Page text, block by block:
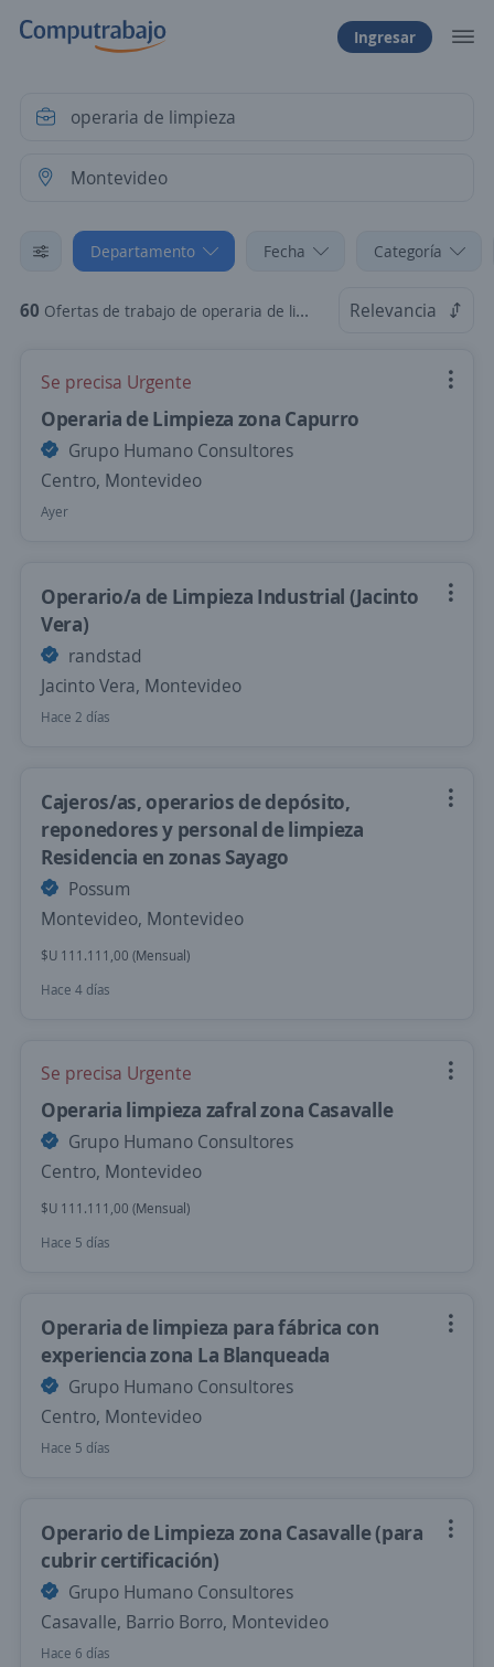
Ingresar
Departamento Fecha Categoría
60 Ofertas de trabajo de operaria de limpieza en Montevideo Relevancia
Se precisa Urgente
Operaria de Limpieza zona Capurro
Grupo Humano Consultores
Centro, Montevideo
Ayer
Operario/a de Limpieza Industrial (Jacinto
Vera)
randstad
Jacinto Vera, Montevideo
Hace 2 días
Cajeros/as, operarios de depósito,
reponedores y personal de limpieza
Residencia en zonas Sayago
Possum
Montevideo, Montevideo
$U 111.111,00 (Mensual)
Hace 4 días
Se precisa Urgente
Operaria limpieza zafral zona Casavalle
Grupo Humano Consultores
Centro, Montevideo
$U 111.111,00 (Mensual)
Hace 5 días
Operaria de limpieza para fábrica con
experiencia zona La Blanqueada
Grupo Humano Consultores
Centro, Montevideo
Hace 5 días
Operario de Limpieza zona Casavalle (para
cubrir certificación)
Grupo Humano Consultores
Casavalle, Barrio Borro, Montevideo
Hace 6 días